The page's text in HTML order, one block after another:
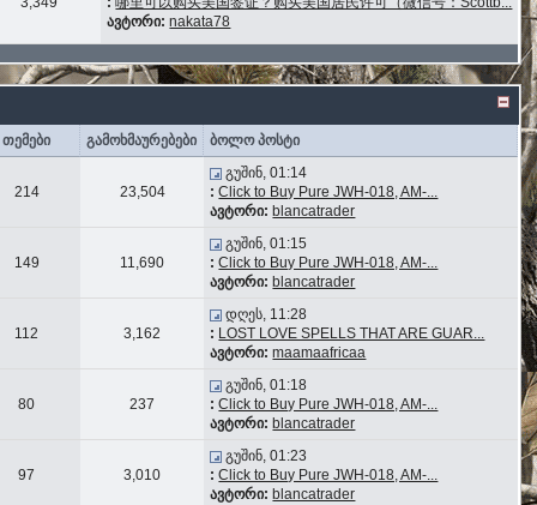
ავტორი: nakata78
თემები გამოხმაურებები ბოლო პოსტი
214 23,504
გუშინ, 01:14
: Click to Buy Pure JWH-018, AM-...
ავტორი: blancatrader
149 11,690
გუშინ, 01:15
: Click to Buy Pure JWH-018, AM-...
ავტორი: blancatrader
112 3,162
დღეს, 11:28
: LOST LOVE SPELLS THAT ARE GUAR...
ავტორი: maamaafricaa
80 237
გუშინ, 01:18
: Click to Buy Pure JWH-018, AM-...
ავტორი: blancatrader
97 3,010
გუშინ, 01:23
: Click to Buy Pure JWH-018, AM-...
ავტორი: blancatrader